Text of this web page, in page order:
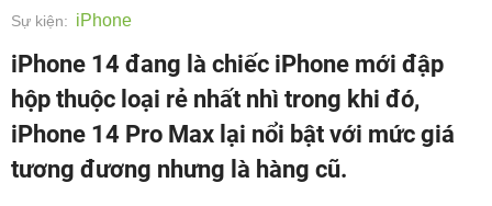
Sự kiện: iPhone
iPhone 14 đang là chiếc iPhone mới đập
hộp thuộc loại rẻ nhất nhì trong khi đó,
iPhone 14 Pro Max lại nổi bật với mức giá
tương đương nhưng là hàng cũ.